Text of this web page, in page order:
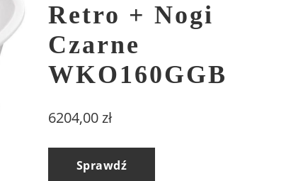
Retro + Nogi
Czarne
WKO160GGB
6204,00zł
Sprawdź